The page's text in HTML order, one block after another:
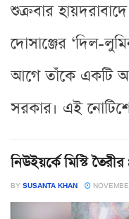
শুক্রবার
দোসাঞ্জের ‘দিল-
আগে তাঁকে একটি
সরকার। এই
নিউইয়র্কে মিস্টি
BY SUSANTA KHAN